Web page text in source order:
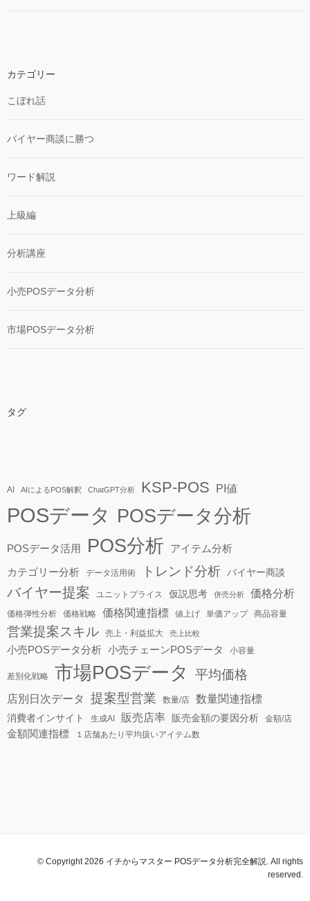
カテゴリー
こぼれ話
バイヤー商談に勝つ
ワード解説
上級編
分析講座
小売POSデータ分析
市場POSデータ分析
タグ
AI AIによるPOS解釈 ChatGPT分析 KSP-POS PI値
POSデータ POSデータ分析
POSデータ活用 POS分析 アイテム分析
カテゴリー分析 データ活用術 トレンド分析 バイヤー商談
バイヤー提案 ユニットプライス 仮説思考 併売分析 価格分析
価格弾性分析 価格戦略 価格関連指標 値上げ 単価アップ 商品容量
営業提案スキル 売上・利益拡大 売上比較
小売POSデータ分析 小売チェーンPOSデータ 小容量
差別化戦略 市場POSデータ 平均価格
店別日次データ 提案型営業 数量/店 数量関連指標
消費者インサイト 生成AI 販売店率 販売金額の要因分析 金額/店
金額関連指標 １店舗あたり平均扱いアイテム数
© Copyright 2026 イチからマスター POSデータ分析完全解説. All rights
reserved.